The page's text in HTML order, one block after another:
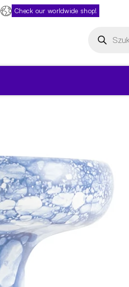
Check our worldwide shop!
produktów